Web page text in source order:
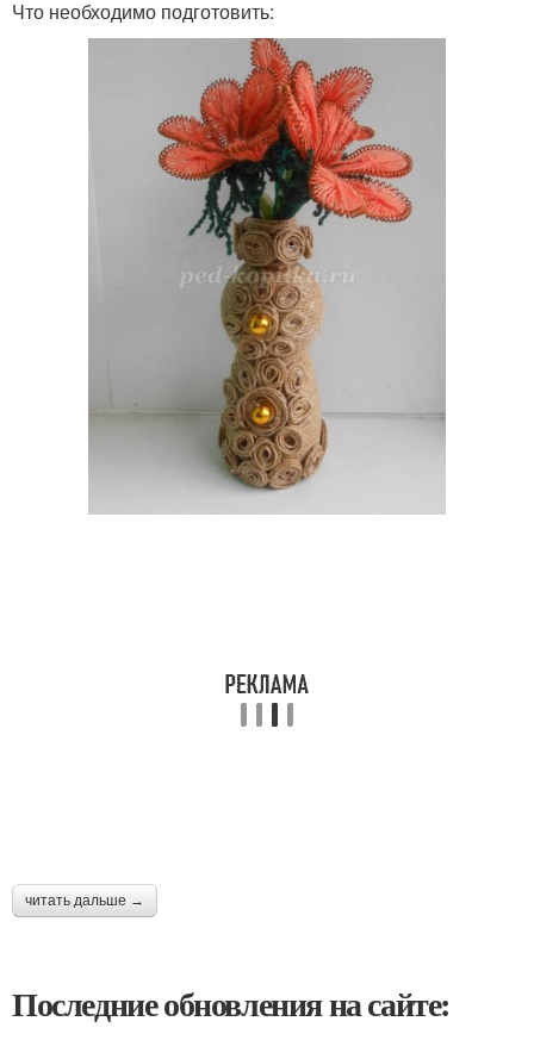
Что необходимо подготовить:
читать дальше →
Последние обновления на сайте: